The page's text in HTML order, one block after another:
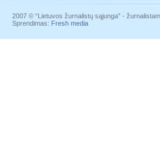
2007 © “Lietuvos žurnalistų sąjunga” -
Sprendimas: Fresh media